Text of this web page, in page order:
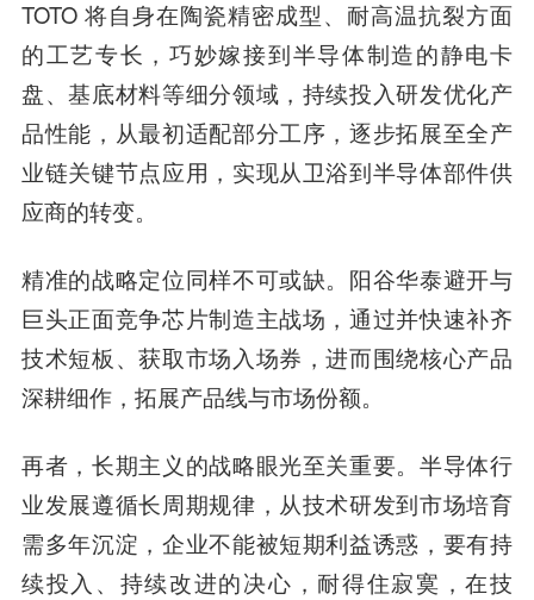
TOTO 将自身在陶瓷精密成型、耐高温抗裂方面
的工艺专长，巧妙嫁接到半导体制造的静电卡
盘、基底材料等细分领域，持续投入研发优化产
品性能，从最初适配部分工序，逐步拓展至全产
业链关键节点应用，实现从卫浴到半导体部件供
应商的转变。
精准的战略定位同样不可或缺。阳谷华泰避开与
巨头正面竞争芯片制造主战场，通过并快速补齐
技术短板、获取市场入场券，进而围绕核心产品
深耕细作，拓展产品线与市场份额。
再者，长期主义的战略眼光至关重要。半导体行
业发展遵循长周期规律，从技术研发到市场培育
需多年沉淀，企业不能被短期利益诱惑，要有持
续投入、持续改进的决心，耐得住寂寞，在技